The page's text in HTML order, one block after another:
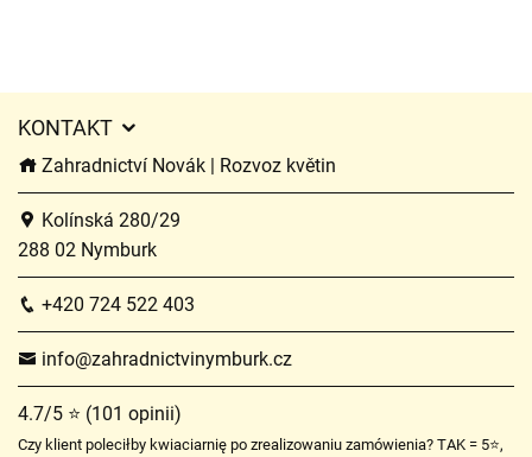
KONTAKT
Zahradnictví Novák | Rozvoz květin
Kolínská 280/29
288 02 Nymburk
+420 724 522 403
info@zahradnictvinymburk.cz
4.7/5 ⭐ (101 opinii)
Czy klient poleciłby kwiaciarnię po zrealizowaniu zamówienia? TAK = 5⭐,